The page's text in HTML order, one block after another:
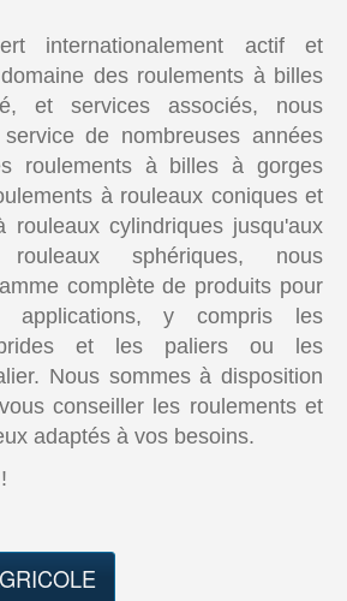
internationalement actif et
des roulements à billes
et services associés, nous
de nombreuses années
roulements à billes à gorges
à rouleaux coniques et
rouleaux cylindriques jusqu'aux
sphériques, nous
complète de produits pour
applications, y compris les
et les paliers ou les
Nous sommes à disposition
conseiller les roulements et
adaptés à vos besoins.
!